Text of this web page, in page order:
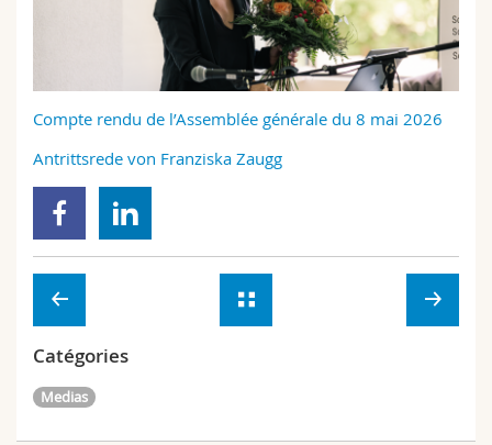
Interfacultaire
Programme des cours
MyUnifr
Compte rendu de l’Assemblée générale du 8 mai 2026
Antrittsrede von Franziska Zaugg
Catégories
Medias